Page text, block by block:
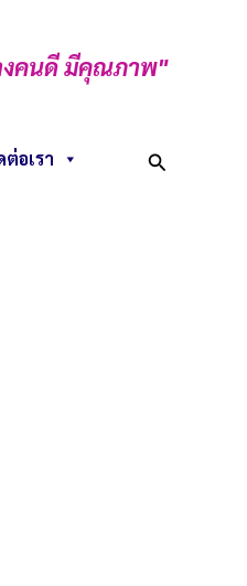
งคนดี มีคุณภาพ"
ต่อเรา Search